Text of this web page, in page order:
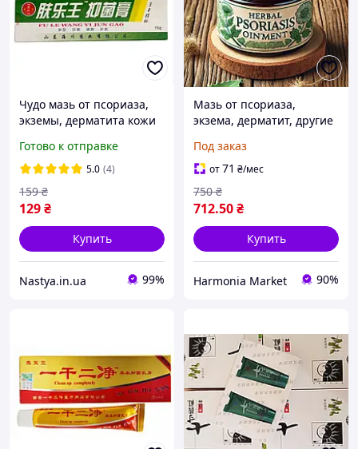
Чудо мазь от псориаза,
экземы, дерматита кожи
Готово к отправке
5.0 (4)
129₴
159 ₴
Купить
Nastya.in.ua 99%
Мазь от псориаза,
экзема, дерматит, другие
состав , авторский 100
грамм
Под заказ
от71 ₴/мес
712.50₴
750 ₴
Купить
Harmonia Market 90%